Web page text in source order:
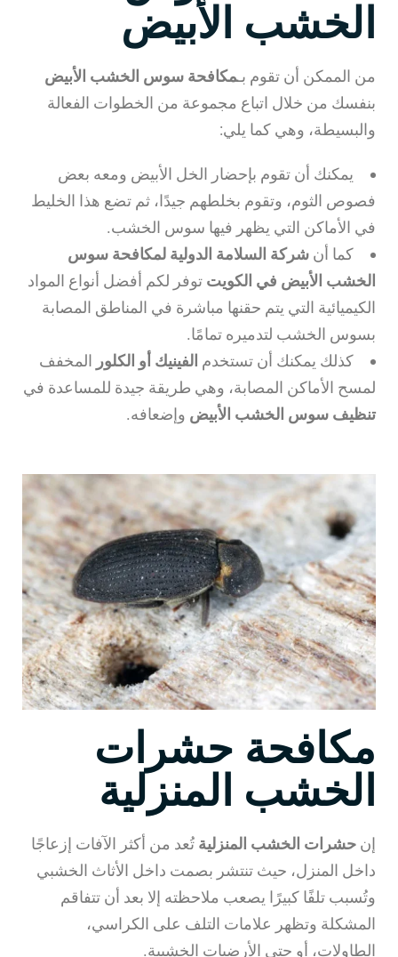
الخشب الأبيض
من الممكن أن تقوم بـمكافحة سوس الخشب الأبيض
بنفسك من خلال اتباع مجموعة من الخطوات الفعالة
والبسيطة، وهي كما يلي:
يمكنك أن تقوم بإحضار الخل الأبيض ومعه بعض
فصوص الثوم، وتقوم بخلطهم جيدًا، ثم تضع هذا الخليط
في الأماكن التي يظهر فيها سوس الخشب.
كما أن شركة السلامة الدولية لمكافحة سوس
الخشب الأبيض في الكويت توفر لكم أفضل أنواع المواد
الكيميائية التي يتم حقنها مباشرة في المناطق المصابة
بسوس الخشب لتدميره تمامًا.
كذلك يمكنك أن تستخدم الفينيك أو الكلور المخفف
لمسح الأماكن المصابة، وهي طريقة جيدة للمساعدة في
تنظيف سوس الخشب الأبيض وإضعافه.
مكافحة حشرات
الخشب المنزلية
إن حشرات الخشب المنزلية تُعد من أكثر الآفات إزعاجًا
داخل المنزل، حيث تنتشر بصمت داخل الأثاث الخشبي
وتُسبب تلفًا كبيرًا يصعب ملاحظته إلا بعد أن تتفاقم
المشكلة وتظهر علامات التلف على الكراسي،
الطاولات، أو حتى الأرضيات الخشبية.